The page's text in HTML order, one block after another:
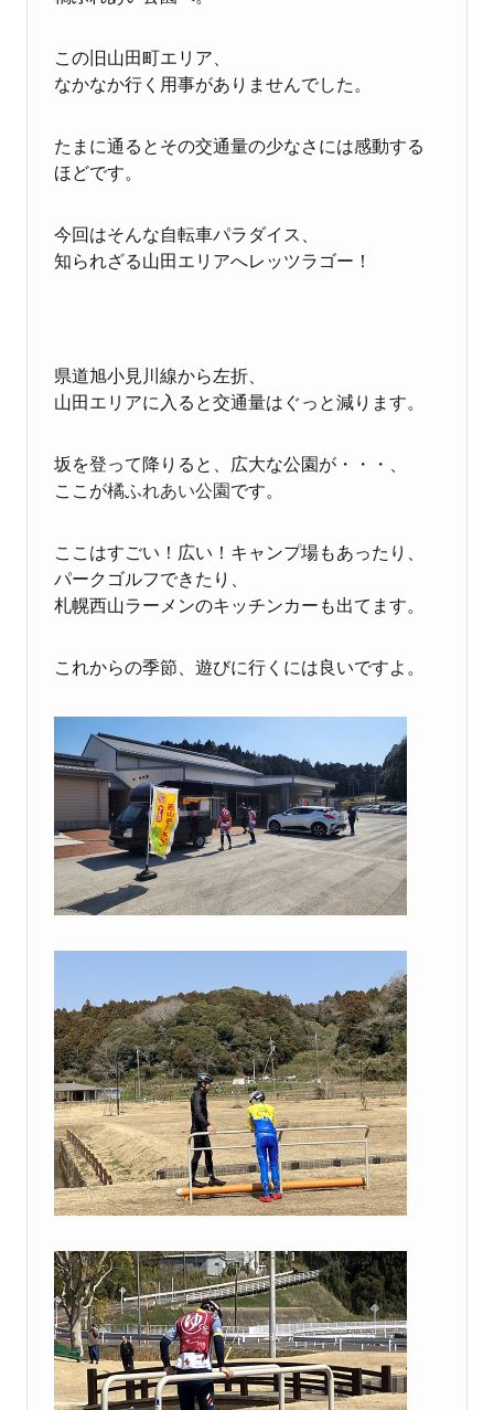
この旧山田町エリア、
なかなか行く用事がありませんでした。
たまに通るとその交通量の少なさには感動する
ほどです。
今回はそんな自転車パラダイス、
知られざる山田エリアへレッツラゴー！
県道旭小見川線から左折、
山田エリアに入ると交通量はぐっと減ります。
坂を登って降りると、広大な公園が・・・、
ここが橘ふれあい公園 です。
ここはすごい！広い！キャンプ場もあったり、
パークゴルフできたり、
札幌西山ラーメンのキッチンカーも出てます。
これからの季節、遊びに行くには良いですよ。